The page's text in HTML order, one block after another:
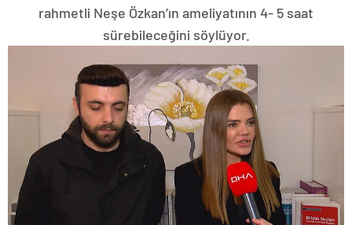
rahmetli Neşe Özkan’ın ameliyatının 4- 5 saat
sürebileceğini söylüyor.